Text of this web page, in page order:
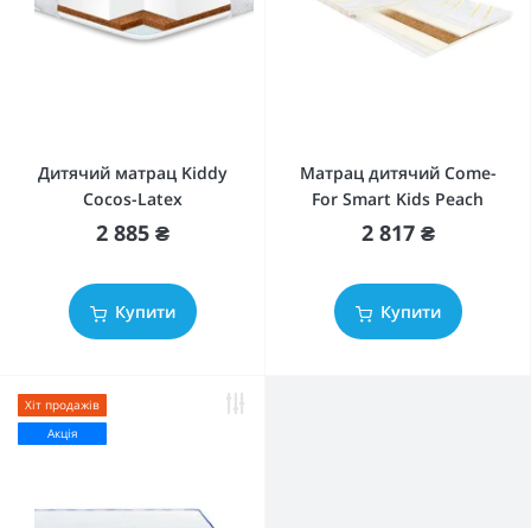
Дитячий матрац Kiddy
Cocos-Latex
2 885 ₴
Купити
Матрац дитячий Come-
For Smart Kids Peach
2 817 ₴
Купити
Хіт продажів
Акція